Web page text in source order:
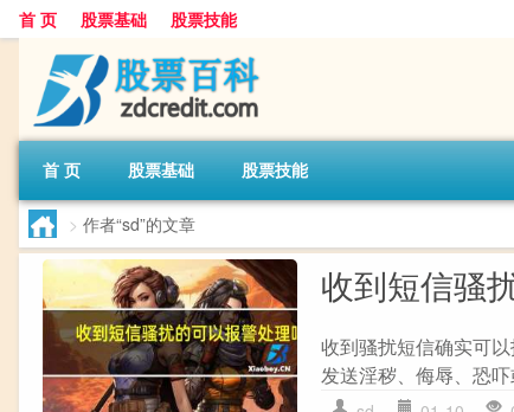
首 页 股票基础 股票技能
首 页 股票基础 股票技能
> 作者“sd”的文章
收到短信骚
收到骚扰短信确实可
发送淫秽、侮辱、恐